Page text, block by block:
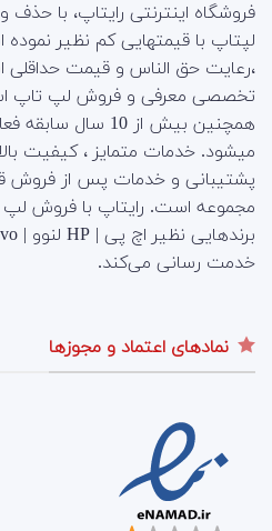
فروشگاه اینترنتی رایتاپ، با
لپتاپ با قیمتهایی کم نظیر
،رعایت حق الناس و قیمت
تخصصی معرفی و فروش لپ تاپ
همچنین بیش از 10
میشود. خدمات متمایز ، کیفیت
پشتیبانی و خدمات پس از فروش
مجموعه است. رایتاپ با فروش لپ
خدمت رسانی می‌کند.
نمادهای اعتماد و مجوزها